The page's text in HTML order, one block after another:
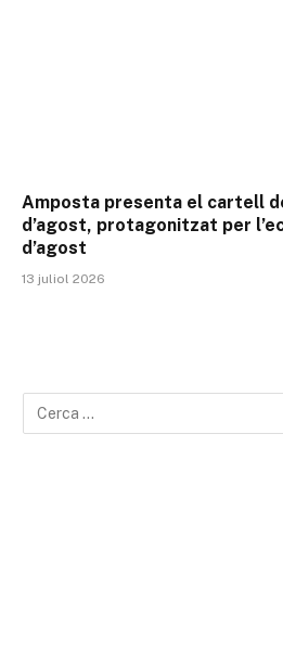
Amposta presenta el cartell
d’agost, protagonitzat per
d’agost
13 juliol 2026